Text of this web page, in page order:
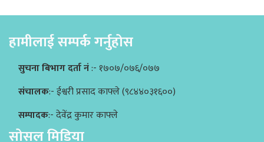
हामीलाई सम्पर्क गर्नुहोस
सुचना बिभाग दर्ता नं:- १७०७/०७६/०७७
संचालक:- ईश्वरी प्रसाद काफ्ले (९८४४०३१६००)
सम्पादक:- देवेंद्र कुमार काफ्ले
सोसल मिडिया